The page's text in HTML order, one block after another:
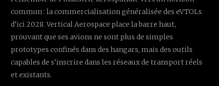
commun : la commercialisation généralisée des eVTOLs
d’ici 2028. Vertical Aerospace place la barre haut,
prouvant que ses avions ne sont plus de simples
prototypes confinés dans des hangars, mais des outils
capables de s’inscrire dans les réseaux de transport réels
et existants.